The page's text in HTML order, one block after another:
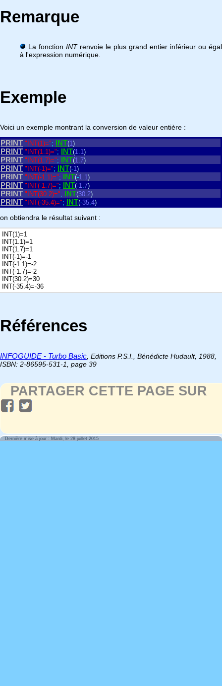
Remarque
La fonction INTrenvoie le plus grand entier inférieur ou égal
à l'expression numérique.
Exemple
Voici un exemple montrant la conversion de valeur entière :
PRINT "INT(1)="; INT(1)
PRINT "INT(1.1)="; INT(1.1)
PRINT "INT(1.7)="; INT(1.7)
PRINT "INT(-1)="; INT(-1)
PRINT "INT(-1.1)="; INT(-1.1)
PRINT "INT(-1.7)="; INT(-1.7)
PRINT "INT(30.2)="; INT(30.2)
PRINT "INT(-35.4)="; INT(-35.4)
on obtiendra le résultat suivant :
INT(1)=1
INT(1.1)=1
INT(1.7)=1
INT(-1)=-1
INT(-1.1)=-2
INT(-1.7)=-2
INT(30.2)=30
INT(-35.4)=-36
Références
INFOGUIDE - Turbo Basic , Editions P.S.I., Bénédicte Hudault, 1988,
ISBN: 2-86595-531-1, page 39
PARTAGER CETTE PAGE SUR
Dernière mise à jour : Mardi, le 28 juillet 2015